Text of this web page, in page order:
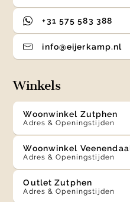
+31 575 583 388
info@eijerkamp.nl
Winkels
Woonwinkel Zutphen
Adres & Openingstijden
Woonwinkel
Adres & Openingstijden
Outlet Zutphen
Adres & Openingstijden